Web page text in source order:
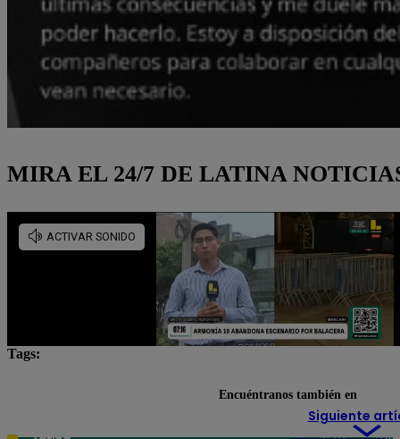
MIRA EL 24/7 DE LATINA
Tags:
Siguiente
Encuéntranos también en